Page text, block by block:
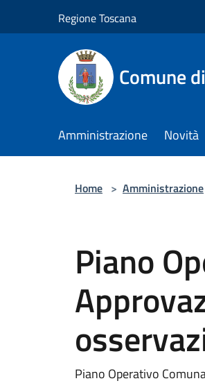
Regione Toscana
Comune
Amministrazione Novità
Home > Amministrazione
Piano
Piano Operativo